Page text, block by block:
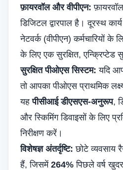
फ़ायरवॉल और वीपीएन:
डिजिटल द्वारपाल है। दूरस्थ
नेटवर्क (वीपीएन) कर्मचारियों
के लिए एक सुरक्षित, एन्क्रिप्टेड
सुरक्षित पीओएस सिस्टम: यदि
तो आपका पीओएस प्राथमिक
यहपीसीआई डीएसएस-अनुरूप,
और स्किमिंग डिवाइसों के लिए
निरीक्षण करें।
विशेषज्ञ अंतर्दृष्टि: छोटे व्यवसाय
हैं, जिसमें 264% पिछले वर्ष